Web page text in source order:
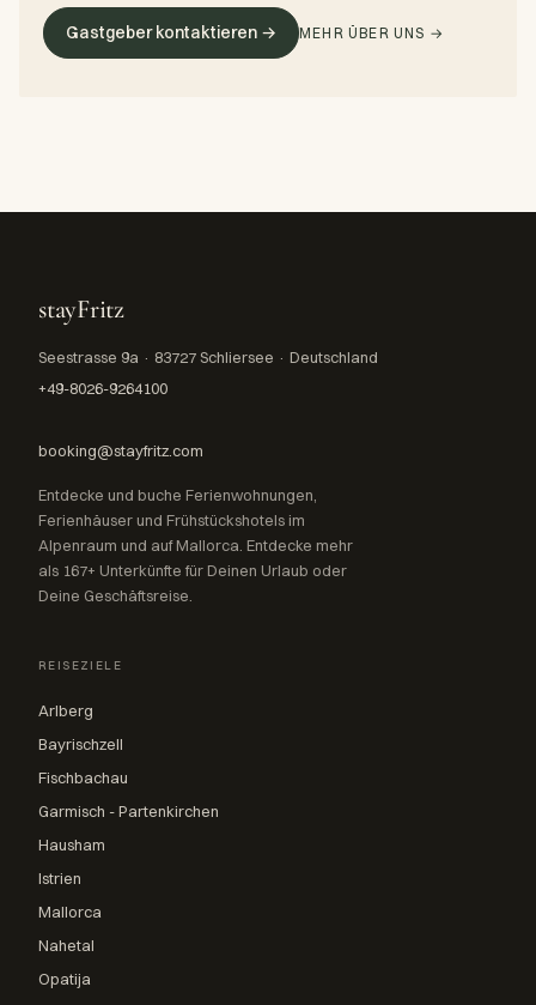
Gastgeber kontaktieren → MEHR ÜBER UNS →
stayFritz
Seestrasse 9a · 83727 Schliersee · Deutschland
+49-8026-9264100
booking@stayfritz.com
Entdecke und buche Ferienwohnungen,
Ferienhäuser und Frühstückshotels im
Alpenraum und auf Mallorca. Entdecke mehr
als 167+ Unterkünfte für Deinen Urlaub oder
Deine Geschäftsreise.
REISEZIELE
Arlberg
Bayrischzell
Fischbachau
Garmisch - Partenkirchen
Hausham
Istrien
Mallorca
Nahetal
Opatija